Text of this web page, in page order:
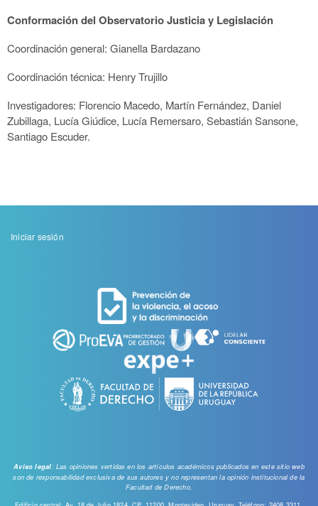
Conformación del Observatorio Justicia y Legislación
Coordinación general: Gianella Bardazano
Coordinación técnica: Henry Trujillo
Investigadores: Florencio Macedo, Martín Fernández, Daniel
Zubillaga, Lucía Giúdice, Lucía Remersaro, Sebastián Sansone,
Santiago Escuder.
Menu
Iniciar sesión
Aviso legal: Las opiniones vertidas en los artículos académicos publicados en este sitio web
son de responsabilidad exclusiva de sus autores y no representan la opinión institucional de la
Facultad de Derecho.